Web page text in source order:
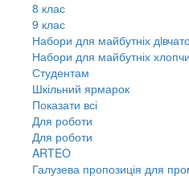
8 клас
9 клас
Набори для майбутніх
Набори для майбутніх
Студентам
Шкільний ярмарок
Показати всі
Для роботи
Для роботи
ARTEO
Галузева пропозиція для